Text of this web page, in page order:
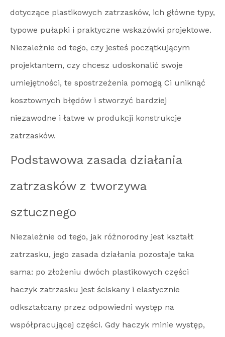
dotyczące plastikowych zatrzasków, ich główne typy,
typowe pułapki i praktyczne wskazówki projektowe.
Niezależnie od tego, czy jesteś początkującym
projektantem, czy chcesz udoskonalić swoje
umiejętności, te spostrzeżenia pomogą Ci uniknąć
kosztownych błędów i stworzyć bardziej
niezawodne i łatwe w produkcji konstrukcje
zatrzasków.
Podstawowa zasada działania
zatrzasków z tworzywa
sztucznego
Niezależnie od tego, jak różnorodny jest kształt
zatrzasku, jego zasada działania pozostaje taka
sama: po złożeniu dwóch plastikowych części
haczyk zatrzasku jest ściskany i elastycznie
odkształcany przez odpowiedni występ na
współpracującej części. Gdy haczyk minie występ,